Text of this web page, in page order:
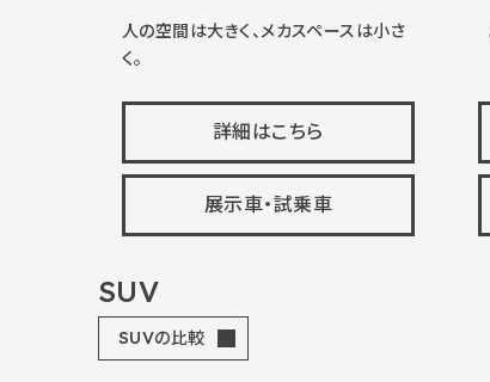
人の空間は大きく、メカスペースは小さ
く。
詳細はこちら
展示車・試乗車
SUV
SUVの比較